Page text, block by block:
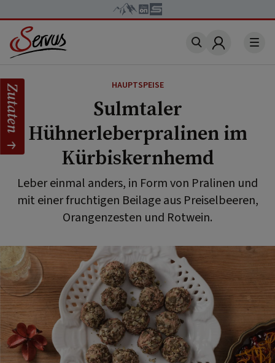
Account
HAUPTSPEISE
Sulmtaler
Hühnerleberpralinen im
Kürbiskernhemd
Leber einmal anders, in Form von Pralinen und
mit einer fruchtigen Beilage aus Preiselbeeren,
Orangenzesten und Rotwein.
Zutaten